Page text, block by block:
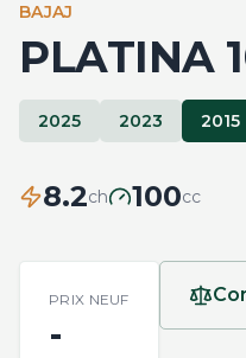
COMPARER
BAJAJ
PLATINA
2025 2023 2015
8.2ch 100cc
PRIX NEUF
-